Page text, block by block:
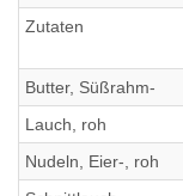
Zutaten
Butter, Süßrahm-
Lauch, roh
Nudeln, Eier-, roh